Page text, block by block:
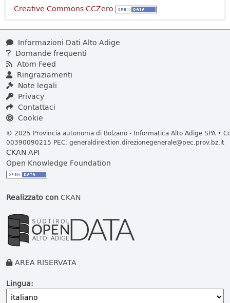
Creative Commons CCZero
Informazioni Dati Alto Adige
Domande frequenti
Atom Feed
Ringraziamenti
Note legali
Privacy
Contattaci
Cookie
© 2025 Provincia autonoma di Bolzano - Informatica Alto Adige SPA •
00390090215 PEC: generaldirektion.direzionegenerale@pec.prov.bz.it
CKAN API
Open Knowledge Foundation
Realizzato conCKAN
AREA RISERVATA
Lingua